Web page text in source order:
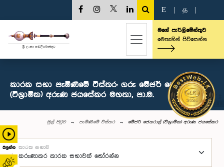
බලන්න
E த
මගේ පාර්ලිමේන්තුව
මෙතැනින් පිවිසෙන්න
කාරක සභා පැමිණීමේ විස්තර: ගරු මේජර් ‍ජෙනරාල්
(විශ්‍රාමික) අරුණ ජයසේකර මහතා, පා.ම.
මුල් පිටුව පැමිණීමේ විස්තර මේජර් ‍ජෙනරාල් (විශ්‍රාමික) අරුණ ජයසේකර
කාරක සභාව